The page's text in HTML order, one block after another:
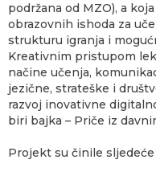
podržana od MZO), a
obrazovnih ishoda za
strukturu igranja i
Kreativnim pristupom
načine učenja,
jezične, strateške i
razvoj inovativne
biri bajka – Priče iz
Projekt su činile